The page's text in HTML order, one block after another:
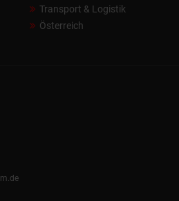
Transport & Logistik
Österreich